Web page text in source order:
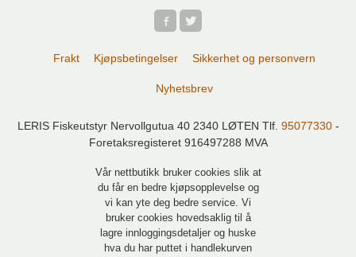
Frakt Kjøpsbetingelser Sikkerhet og personvern
Nyhetsbrev
LERIS Fiskeutstyr Nervollgutua 40 2340 LØTEN Tlf. 95077330-
Foretaksregisteret 916497288 MVA
Vår nettbutikk bruker cookies slik at
du får en bedre kjøpsopplevelse og
vi kan yte deg bedre service. Vi
bruker cookies hovedsaklig til å
lagre innloggingsdetaljer og huske
hva du har puttet i handlekurven